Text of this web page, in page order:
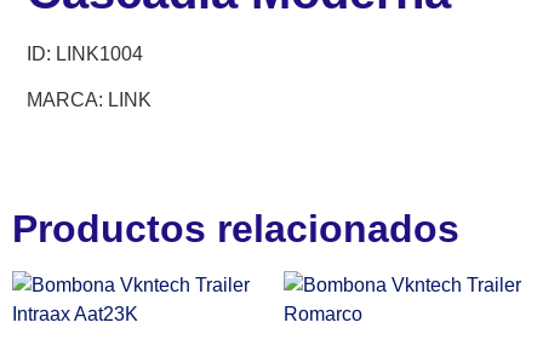
ID: LINK1004
MARCA: LINK
Productos relacionados